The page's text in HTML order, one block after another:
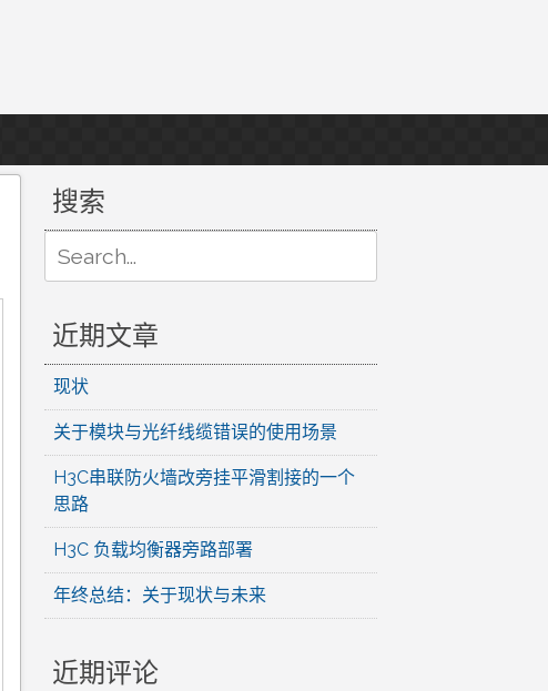
搜索
for:
近期文章
现状
关于模块与光纤线缆错误的使用场景
H3C串联防火墙改旁挂平滑割接的一个
思路
H3C 负载均衡器旁路部署
年终总结：关于现状与未来
近期评论